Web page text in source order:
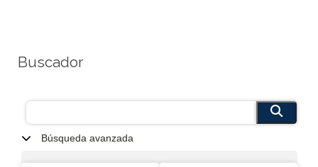
Buscador
Búsqueda avanzada